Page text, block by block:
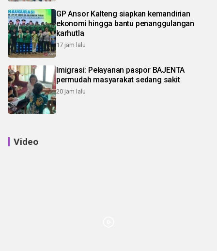
GP Ansor Kalteng siapkan kemandirian
ekonomi hingga bantu penanggulangan
karhutla
17 jam lalu
Imigrasi: Pelayanan paspor BAJENTA
permudah masyarakat sedang sakit
20 jam lalu
Video